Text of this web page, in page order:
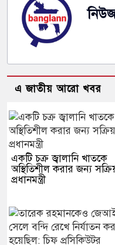
এ জাতীয় আরো খবর
একটি চক্র জ্বালানি খাতকে
অস্থিতিশীল করার জন্য
প্রধানমন্ত্রী